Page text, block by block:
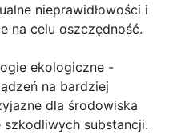
nieprawidłowości i
na celu oszczędność.
ekologiczne -
na bardziej
dla środowiska
substancji.